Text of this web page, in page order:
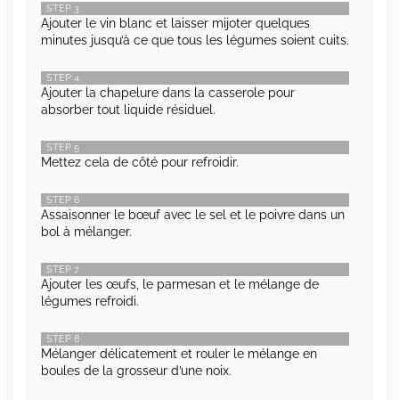
STEP 3
Ajouter le vin blanc et laisser mijoter quelques
minutes jusqu’à ce que tous les légumes soient cuits.
STEP 4
Ajouter la chapelure dans la casserole pour
absorber tout liquide résiduel.
STEP 5
Mettez cela de côté pour refroidir.
STEP 6
Assaisonner le bœuf avec le sel et le poivre dans un
bol à mélanger.
STEP 7
Ajouter les œufs, le parmesan et le mélange de
légumes refroidi.
STEP 8
Mélanger délicatement et rouler le mélange en
boules de la grosseur d’une noix.